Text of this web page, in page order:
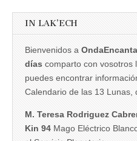
IN LAK’ECH
Bienvenidos a
días comparto con vosotros
puedes encontrar
Calendario de las 13 Lunas,
M. Teresa Rodriguez
Kin 94 Mago Eléctrico